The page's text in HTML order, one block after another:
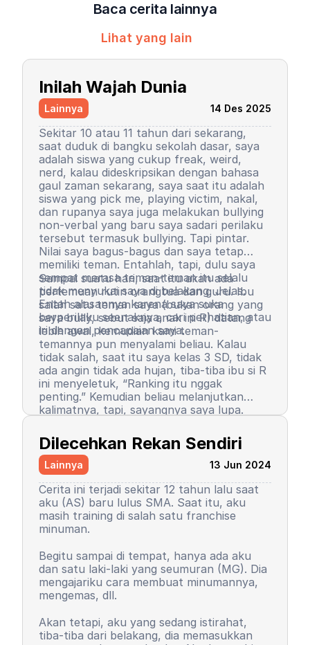
Baca cerita lainnya
Lihat yang lain
Inilah Wajah Dunia
Lainnya 14 Des 2025
Sekitar 10 atau 11 tahun dari sekarang,
saat duduk di bangku sekolah dasar, saya
adalah siswa yang cukup freak, weird,
nerd, kalau dideskripsikan dengan bahasa
gaul zaman sekarang, saya saat itu adalah
siswa yang pick me, playing victim, nakal,
dan rupanya saya juga melakukan bullying
non-verbal yang baru saya sadari perilaku
tersebut termasuk bullying. Tapi pintar.
Nilai saya bagus-bagus dan saya tetap
memiliki teman. Entahlah, tapi, dulu saya
sempat merasa teman-teman itu selalu
tidak menyukai saya di belakang. Jelas.
Entah alasannya karena saya suka
berperilaku seenaknya, cari perhatian, atau
iri dengan pencapaian saya.
Sampai suatu hari, saat itu akan ada
pertemuan rutin orangtua dan guru. Ibu
salah satu teman saya (bukan orang yang
saya bully, sebut saja anak ini R) datang
lebih awal, kemudian kami teman-
temannya pun menyalami beliau. Kalau
tidak salah, saat itu saya kelas 3 SD, tidak
ada angin tidak ada hujan, tiba-tiba ibu si R
ini menyeletuk, “Ranking itu nggak
penting.” Kemudian beliau melanjutkan
kalimatnya, tapi, sayangnya saya lupa.
ada petir menyambar saya. Entah kenapa,
sampai saat ini pun saya tidak tahu
alasannya, yang pasti rasanya tidak
nyaman.
peraih ranking 1. Ranking saya turun, tapi
masih 3 besar. Begitu pula rasa percaya diri
saya. Saya mulai menutup diri, takut salah,
seringkali berasumsi negatif atas perilaku
teman-teman saya. Seorang teman lelaki
sempat mengucapkan sebuah kalimat yang
sampai sekarang bahkan hingga ajal
menjemput terpatri di ingatan saya. Saya
tersebut tidak pantas dan saya baru
paham saat di asrama. Dia bilang, “Wuuu!
Kamu tuh nggak punya harga diri!”
Bayangkan, siswa sekolah dasar zaman itu
kepada siapa pun, kami setelahnya juga
tetap berteman, tetap menjadi duo rival
Kemudian orangtua saya memutuskan
untuk menyekolahkan saya di asrama.
Saya memutuskan untuk mengubah
mengerti dan paham arti bullying. Saya
baru sadar, ternyata dulu saya orang yang
Dilecehkan Rekan Sendiri
Lainnya 13 Jun 2024
Cerita ini terjadi sekitar 12 tahun lalu saat
aku (AS) baru lulus SMA. Saat itu, aku
masih training di salah satu franchise
minuman.
Begitu sampai di tempat, hanya ada aku
dan satu laki-laki yang seumuran (MG). Dia
mengajariku cara membuat minumannya,
mengemas, dll.
Akan tetapi, aku yang sedang istirahat,
tiba-tiba dari belakang, dia memasukkan